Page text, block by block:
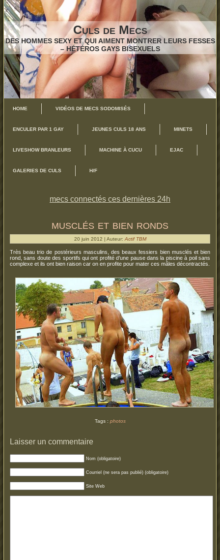
Culs de Mecs
DES HOMMES SEXY ET QUI AIMENT MONTRER LEURS FESSES
– HÉTÉROS GAYS BISEXUELS
HOME VIDÉOS DE MECS SODOMISÉS
ENCULER PAR 1 GAY JEUNES CULS 18 ANS MINETS
LIVESHOW BRANLEURS MACHINE À CUCU EJAC
GALERIES DE CULS H/F
mecs connectés ces dernières 24h
musclés et bien ronds
20 juin 2012 | Auteur: Actif TBM
Très beau trio de postérieurs masculins, des beaux fessiers bien musclés et bien
rond, sans doute des sportifs qui ont profité d’une pause dans la piscine à poil sans
complexe et ils ont bien raison car on en profite pour mater ces mâles décontractés.
Tags : photos
Laisser un commentaire
Nom (obligatoire)
Courriel (ne sera pas publié) (obligatoire)
Site Web